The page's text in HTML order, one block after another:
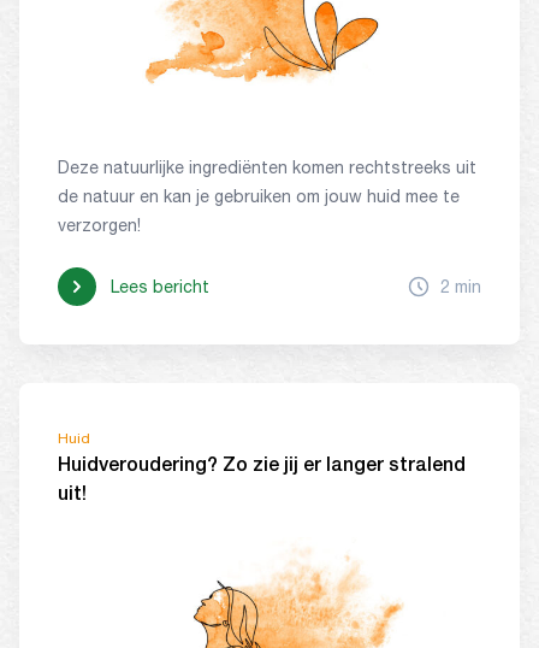
Deze natuurlijke ingrediënten komen rechtstreeks uit
de natuur en kan je gebruiken om jouw huid mee te
verzorgen!
Lees bericht 2 min
Huid
Huidveroudering? Zo zie jij er langer stralend
uit!